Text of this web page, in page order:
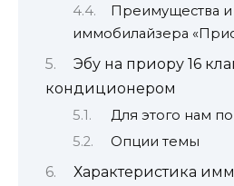
Преимущества и
иммобилайзера
Эбу на приору 16
кондиционером
Для этого нам
Опции темы
Характеристика